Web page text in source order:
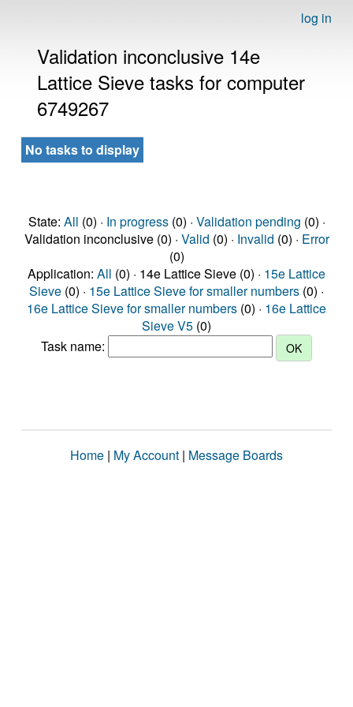
log in
Validation inconclusive 14e
Lattice Sieve tasks for computer
6749267
No tasks to display
State: All (0) · In progress(0) · Validation pending (0) ·
Validation inconclusive (0) · Valid (0) · Invalid (0) · Error
(0)
Application: All (0) · 14e Lattice Sieve (0) · 15e Lattice
Sieve (0) · 15e Lattice Sieve for smaller numbers (0) ·
16e Lattice Sieve for smaller numbers (0) · 16e Lattice
Sieve V5 (0)
Task name:
Home | My Account | Message Boards